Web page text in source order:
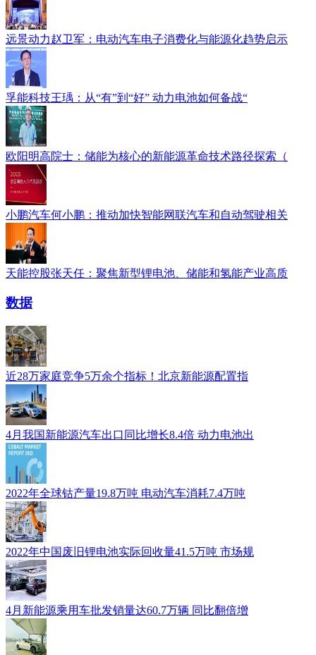
远景动力赵卫军：电动汽车电子消费化与能源化趋势启示
孚能科技王瑀：从“有”到“好” 动力电池如何备战“
欧阳明高院士：储能为核心的新能源革命技术路径探索（
小鹏汽车何小鹏：推动加快智能网联汽车和自动驾驶相关
天能控股张天任：聚焦新型锂电池、储能和氢能产业高质
数据
近28万家庭竞争5万余个指标！北京新能源配置指
4月我国新能源汽车出口同比增长8.4倍 动力电池出
2022年全球钴产量19.8万吨 电动汽车消耗7.4万吨
2022年中国废旧锂电池实际回收量41.5万吨 市场规
4月新能源乘用车批发销量达60.7万辆 同比翻倍增